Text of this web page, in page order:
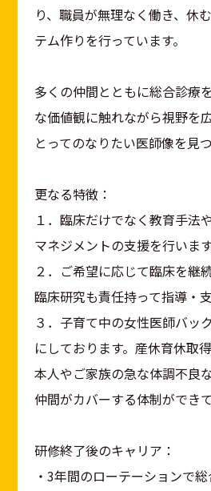
り、職員が無理なく働き、休
テム作りを行っています。
多くの仲間とともに総合診療
な価値観に触れながら視野を
とってのなりたい医師像を見
更なる特徴：
１．臨床だけでなく教育手法
マネジメントの支援を行います
２．ご希望に応じて臨床を継
臨床研究も責任持って指導・
３．子育て中の女性医師バッ
にしております。産休育休取
本人やご家族の急な体調不良
仲間がカバーする体制ができ
研修終了後のキャリア：
・3年間のローテーションで